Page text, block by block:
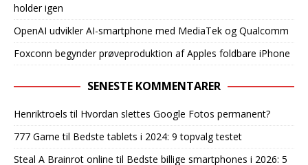
holder igen
OpenAI udvikler AI-smartphone med MediaTek og Qualcomm
Foxconn begynder prøveproduktion af Apples foldbare iPhone
SENESTE KOMMENTARER
Henriktroels til Hvordan slettes Google Fotos permanent?
777 Game til Bedste tablets i 2024: 9 topvalg testet
Steal A Brainrot online til Bedste billige smartphones i 2026: 5